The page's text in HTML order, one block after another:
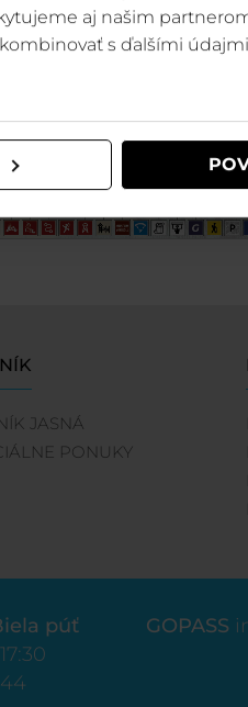
aj našim
s ďalšími
JASNÁ
PONUKY
púť
GOPASS